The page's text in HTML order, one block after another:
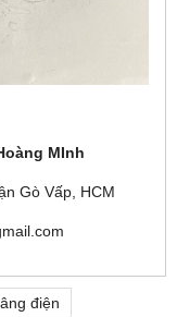
MInh
Gò Vấp, HCM
điện